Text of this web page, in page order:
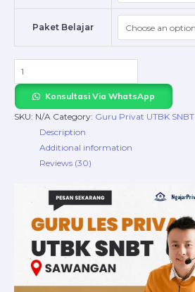
Paket Belajar
Konsultasi Via WhatsApp
SKU: N/A Category: Guru Privat UTBK SNBT
Description
Additional information
Reviews (30)